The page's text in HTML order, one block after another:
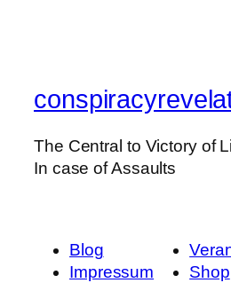
The Central to Victory of
In case of Assaults
Blog
Impressum
Shop